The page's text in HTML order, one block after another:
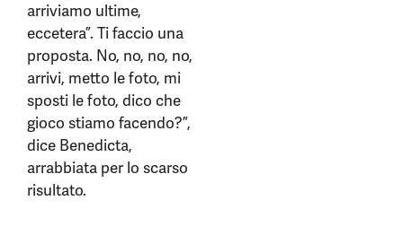
arriviamo ultime,
eccetera”. Ti faccio una
proposta. No, no, no, no,
arrivi, metto le foto, mi
sposti le foto, dico che
gioco stiamo facendo?”,
dice Benedicta,
arrabbiata per lo scarso
risultato.